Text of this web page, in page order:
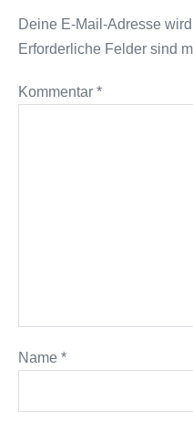
Deine E-Mail-Adresse
Erforderliche Felder sind
Kommentar *
Name *